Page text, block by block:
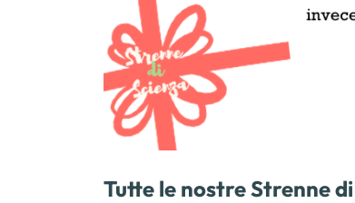
Tutte le nostre Strenne